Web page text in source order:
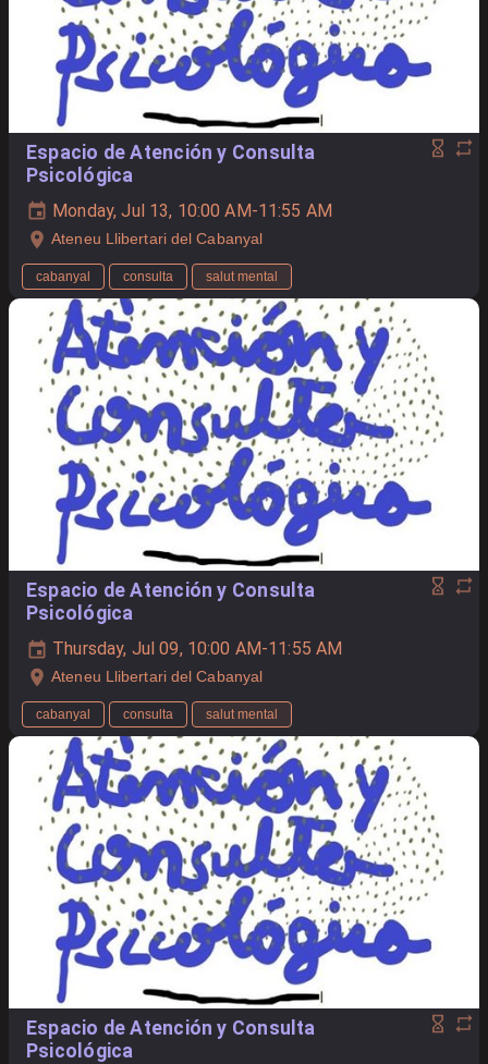
Espacio de Atención y Consulta
Psicológica
Monday, Jul 13, 10:00 AM-11:55 AM
Ateneu Llibertari del Cabanyal
cabanyal consulta salut mental
Espacio de Atención y Consulta
Psicológica
Thursday, Jul 09, 10:00 AM-11:55 AM
Ateneu Llibertari del Cabanyal
cabanyal consulta salut mental
Espacio de Atención y Consulta
Psicológica